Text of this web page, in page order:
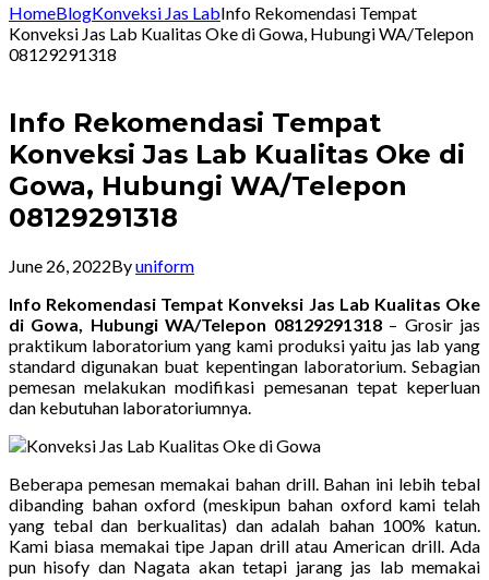
HomeBlogKonveksi Jas LabInfo Rekomendasi Tempat
Konveksi Jas Lab Kualitas Oke di Gowa, Hubungi WA/Telepon
08129291318
Info Rekomendasi Tempat
Konveksi Jas Lab Kualitas Oke di
Gowa, Hubungi WA/Telepon
08129291318
June 26, 2022Byuniform
Info Rekomendasi Tempat Konveksi Jas Lab Kualitas Oke
di Gowa, Hubungi WA/Telepon 08129291318– Grosir jas
praktikum laboratorium yang kami produksi yaitu jas lab yang
standard digunakan buat kepentingan laboratorium. Sebagian
pemesan melakukan modifikasi pemesanan tepat keperluan
dan kebutuhan laboratoriumnya.
Beberapa pemesan memakai bahan drill. Bahan ini lebih tebal
dibanding bahan oxford (meskipun bahan oxford kami telah
yang tebal dan berkualitas) dan adalah bahan 100% katun.
Kami biasa memakai tipe Japan drill atau American drill. Ada
pun hisofy dan Nagata akan tetapi jarang jas lab memakai